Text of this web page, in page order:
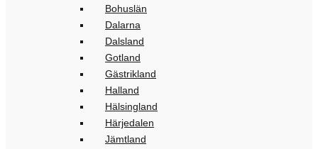
Bohuslän
Dalarna
Dalsland
Gotland
Gästrikland
Halland
Hälsingland
Härjedalen
Jämtland